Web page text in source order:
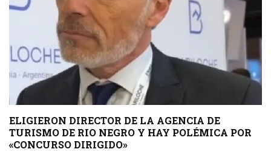
ELIGIERON DIRECTOR DE LA AGENCIA DE
TURISMO DE RIO NEGRO Y HAY POLÉMICA POR
«CONCURSO DIRIGIDO»